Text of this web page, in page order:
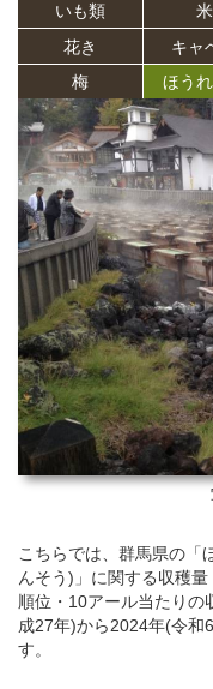
いも類
米
花き
キャ
梅
ほう
こちらでは、群馬県の「
んそう)」に関する収穫
順位・10アール当たり
成27年)から2024年(令和
す。